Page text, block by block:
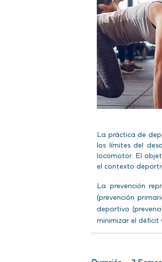
La práctica de
los límites del
locomotor. El
el contexto
La prevención
(prevención
deportivo
minimizar el déficit